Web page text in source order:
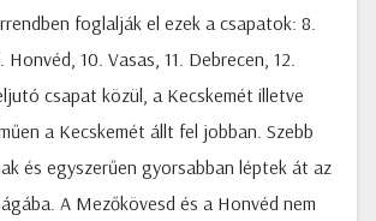
foglalják el ezek a csapatok: 8.
10. Vasas, 11. Debrecen, 12.
csapat közül, a Kecskemét illetve
a Kecskemét állt fel jobban. Szebb
és egyszerűen gyorsabban léptek át az
A Mezőkövesd és a Honvéd nem